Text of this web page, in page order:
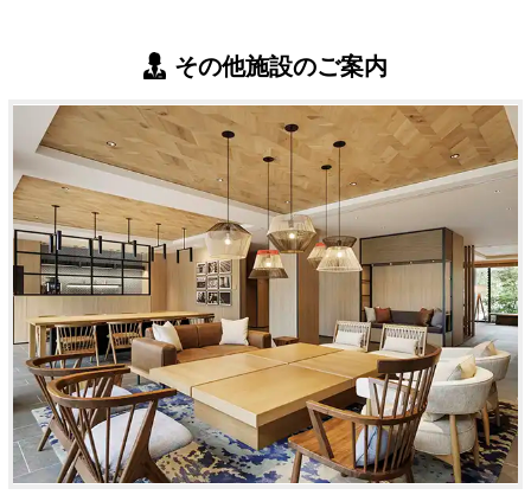
その他施設のご案内